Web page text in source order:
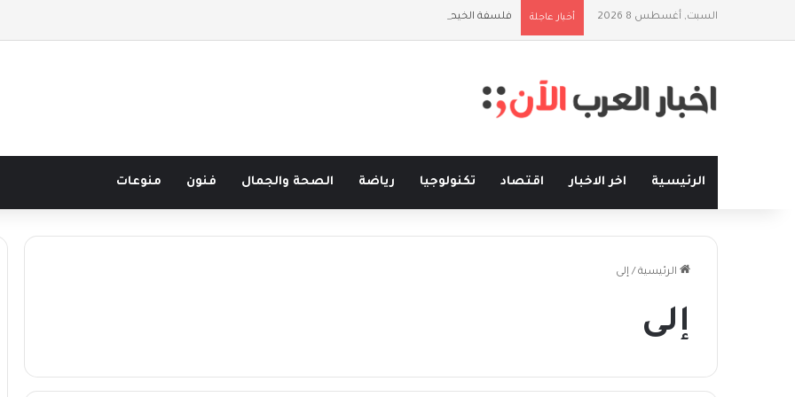
السبت, أغسطس 8 2026 أخبار عاجلة فلسفة الخيط والموج: نصف قرن في مدرسة البحر مع غسان المزيدي
الرئيسية اخر الاخبار اقتصاد تكنولوجيا رياضة الصحة والجمال فنون منوعات
الرئيسية / إلى
إلى